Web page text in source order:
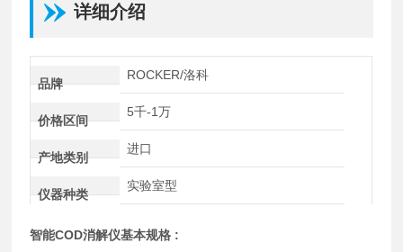
详细介绍
品牌
ROCKER/洛科
价格区间
5千-1万
产地类别
进口
仪器种类
实验室型
智能COD消解仪基本规格 :